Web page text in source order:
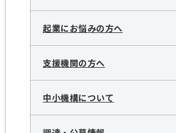
起業にお悩みの方へ
支援機関の方へ
中小機構について